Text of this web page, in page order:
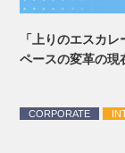
「上りのエスカ
ペースの変革の現
CORPORATE